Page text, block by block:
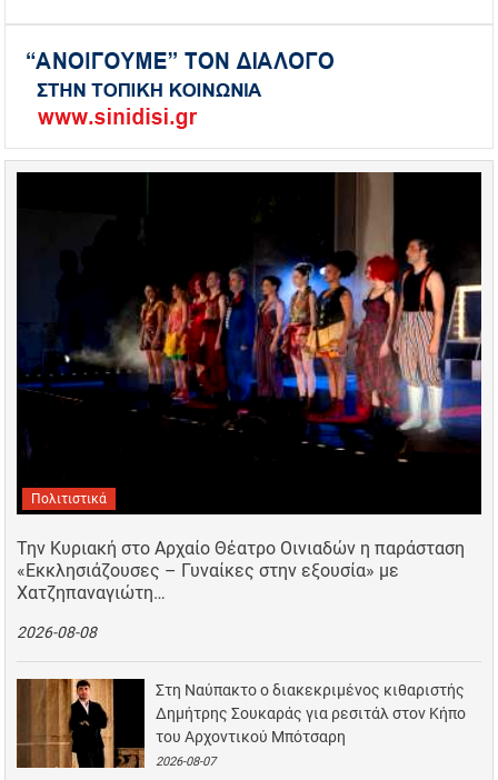
Πολιτιστικά
Την Κυριακή στο Αρχαίο Θέατρο Οινιαδών η παράσταση
«Εκκλησιάζουσες – Γυναίκες στην εξουσία» με
Χατζηπαναγιώτη…
2026-08-08
Στη Ναύπακτο ο διακεκριμένος κιθαριστής
Δημήτρης Σουκαράς για ρεσιτάλ στον Κήπο
του Αρχοντικού Μπότσαρη
2026-08-07